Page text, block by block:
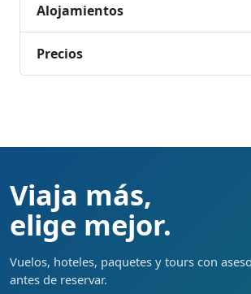
Alojamientos
Precios
Viaja más,
elige mejor.
Vuelos, hoteles, paquetes y tours con
antes de reservar.